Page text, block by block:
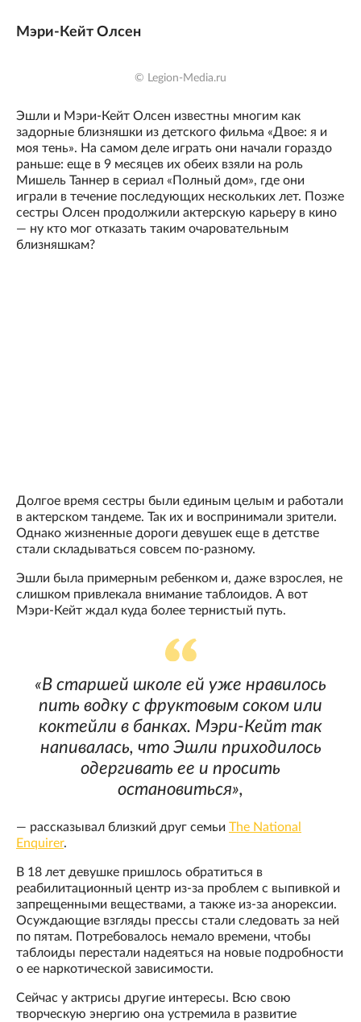
Мэри-Кейт Олсен
© Legion-Media.ru
Эшли и Мэри-Кейт Олсен известны многим как
задорные близняшки из детского фильма «Двое: я и
моя тень». На самом деле играть они начали гораздо
раньше: еще в 9 месяцев их обеих взяли на роль
Мишель Таннер в сериал «Полный дом», где они
играли в течение последующих нескольких лет. Позже
сестры Олсен продолжили актерскую карьеру в кино
— ну кто мог отказать таким очаровательным
близняшкам?
Долгое время сестры были единым целым и работали
в актерском тандеме. Так их и воспринимали зрители.
Однако жизненные дороги девушек еще в детстве
стали складываться совсем по-разному.
Эшли была примерным ребенком и, даже взрослея, не
слишком привлекала внимание таблоидов. А вот
Мэри-Кейт ждал куда более тернистый путь.
«В старшей школе ей уже нравилось
пить водку с фруктовым соком или
коктейли в банках. Мэри-Кейт так
напивалась, что Эшли приходилось
одергивать ее и просить
остановиться»,
— рассказывал близкий друг семьи The National
Enquirer.
В 18 лет девушке пришлось обратиться в
реабилитационный центр из-за проблем с выпивкой и
запрещенными веществами, а также из-за анорексии.
Осуждающие взгляды прессы стали следовать за ней
по пятам. Потребовалось немало времени, чтобы
таблоиды перестали надеяться на новые подробности
о ее наркотической зависимости.
Сейчас у актрисы другие интересы. Всю свою
творческую энергию она устремила в развитие